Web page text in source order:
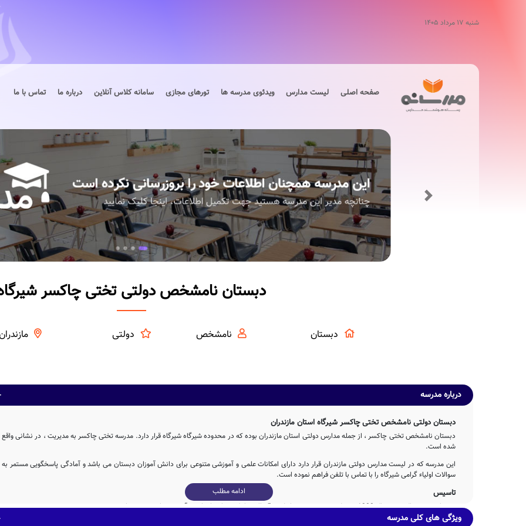
شنبه ۱۷ مرداد ۱۴۰۵
صفحه اصلی لیست مدارس ویدئوی مدرسه ها تورهای مجازی سامانه کلاس آنلاین درباره ما تماس با ما
Next
دبستان نامشخص دولتی تختی چاکسر
دبستان نامشخص دولتی
درباره مدرسه
دبستان دولتی نامشخص تختی چاکسر شیرگاه استان مازندران
دبستان نامشخص تختی چاکسر ، از جمله مدارس دولتی استان مازندران بوده که در محدوده شیرگاه شیرگاه قرار دارد. مدرسه تختی چاکسر به مدیریت ، در نشانی واقع
شده است.
این مدرسه که در لیست مدارس دولتی مازندران قرار دارد دارای امکانات علمی و آموزشی متنوعی برای دانش آموزان دبستان می باشد و آمادگی پاسخگویی مستمر به
سوالات اولیاء گرامی شیرگاه را با تماس با تلفن فراهم نموده است.
تاسیس
دبستان تختی چاکسر در سال 1382 توسط بخش خصوصی با تلاش 5ساله عوامل مختلف اجرایی و آموزشی تاسیس شده است.
ادامه مطلب
ویژگی های کلی مدرسه